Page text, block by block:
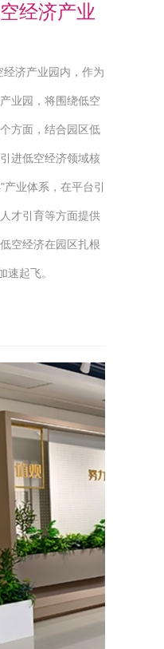
经济产业
经济产业园内，作为
业园，将围绕低空
方面，结合园区低
进低空经济领域核
业体系，在平台引
才引育等方面提供
空经济在园区扎根
速起飞。